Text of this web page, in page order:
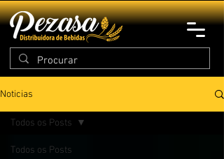
Noticias
Todos os Posts
Todos os Posts